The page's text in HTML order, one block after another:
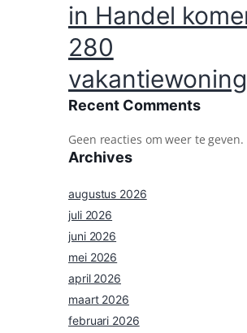
in Handel
280
Recent Comments
Geen reacties om weer te geven.
Archives
augustus 2026
juli 2026
juni 2026
mei 2026
april 2026
maart 2026
februari 2026